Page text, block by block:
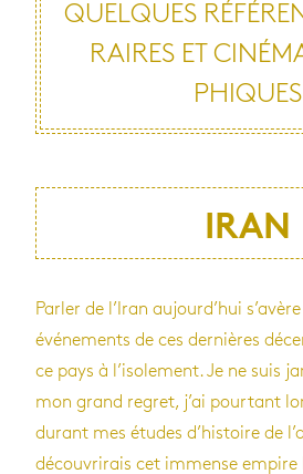
QUELQUES
RAIRES ET
PHIQUES
IRAN
Par­ler de l’Iran aujour­d’hui
évé­ne­ments de ces der­nières
ce pays à l’iso­le­ment. Je ne suis
mon grand regret, j’ai pour­tant
durant mes études d’his­toire de
décou­vri­rais cet immense empire